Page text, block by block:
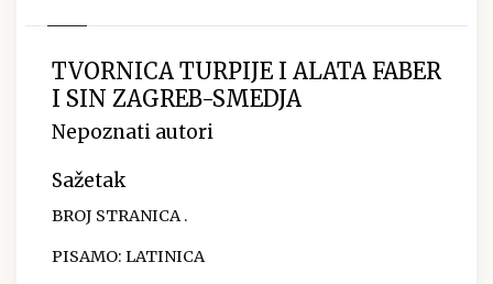
TVORNICA TURPIJE I ALATA FABER
I SIN ZAGREB-SMEDJA
Nepoznati autori
Sažetak
BROJ STRANICA .
PISAMO: LATINICA